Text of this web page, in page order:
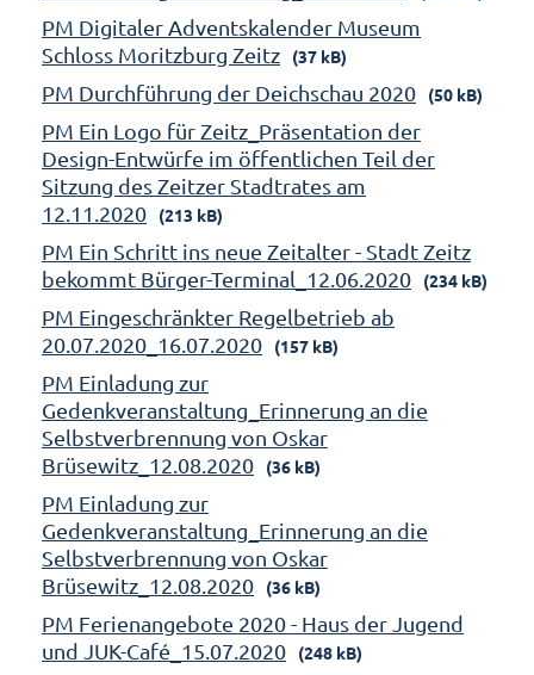
PM Digitaler Adventskalender Museum
Schloss Moritzburg Zeitz
(37 kB)
PM Durchführung der Deichschau 2020 (50 kB)
PM Ein Logo für Zeitz_Präsentation der
Design-Entwürfe im öffentlichen Teil der
Sitzung des Zeitzer Stadtrates am
12.11.2020
(213 kB)
PM Ein Schritt ins neue Zeitalter - Stadt Zeitz
bekommt Bürger-Terminal_12.06.2020
(234 kB)
PM Eingeschränkter Regelbetrieb ab
20.07.2020_16.07.2020
(157 kB)
PM Einladung zur
Gedenkveranstaltung_Erinnerung an die
Selbstverbrennung von Oskar
Brüsewitz_12.08.2020
(36 kB)
PM Einladung zur
Gedenkveranstaltung_Erinnerung an die
Selbstverbrennung von Oskar
Brüsewitz_12.08.2020
(36 kB)
PM Ferienangebote 2020 - Haus der Jugend
und JUK-Café_15.07.2020
(248 kB)